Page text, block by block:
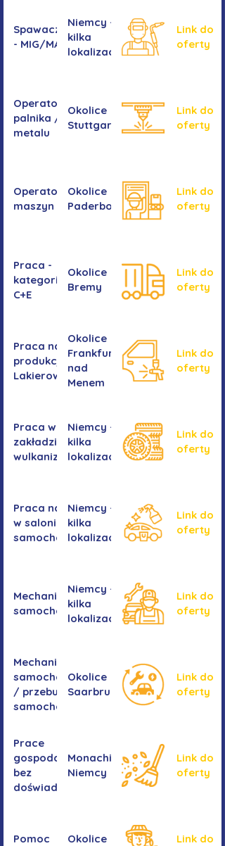
Spawacz/spawaczka
- MIG/MAG/TIG
Niemcy -
kilka
lokalizacji
Link do
oferty
Operator/operatorka
palnika / Cięcie
metalu
Okolice
Stuttgartu
Link do
oferty
Operator/operatorka
maszyn CNC
Okolice
Paderborn
Link do
oferty
Praca -
kategoria
C+E
Okolice
Bremy
Link do
oferty
Praca na
produkcji -
Lakierowanie
Okolice
Frankfurtu
nad
Menem
Link do
oferty
Praca w
zakładzie
wulkanizacyjnym
Niemcy -
kilka
lokalizacji
Link do
oferty
Praca na myjni
w salonie
samochodowym
Niemcy -
kilka
lokalizacji
Link do
oferty
Mechanika
samochodowa
Niemcy -
kilka
lokalizacji
Link do
oferty
Mechanika
samochodowa
/ przebudowa
samochodów
Okolice
Saarbrucken
Link do
oferty
Prace
gospodarcze -
bez
doświadczenia
Monachium,
Niemcy
Link do
oferty
Pomoc
Okolice
Link do